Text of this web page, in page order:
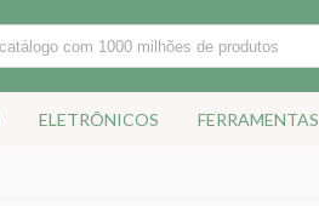
ELETRÔNICOS FERRAMENTAS